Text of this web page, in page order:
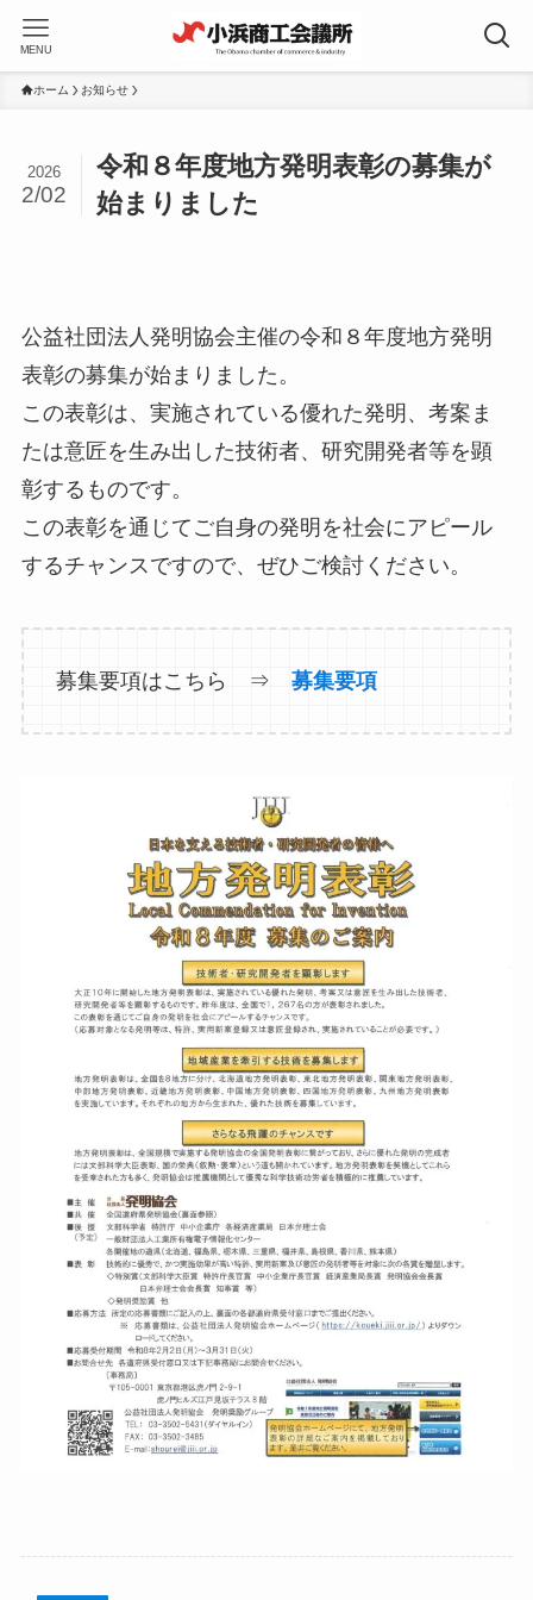
MENU
ホーム お知らせ
令和８年度地方発明表彰の募集が
始まりました
2026
2/02
公益社団法人発明協会主催の令和８年度地方発明
表彰の募集が始まりました。
この表彰は、実施されている優れた発明、考案ま
たは意匠を生み出した技術者、研究開発者等を顕
彰するものです。
この表彰を通じてご自身の発明を社会にアピール
するチャンスですので、ぜひご検討ください。
募集要項はこちら ⇒ 募集要項